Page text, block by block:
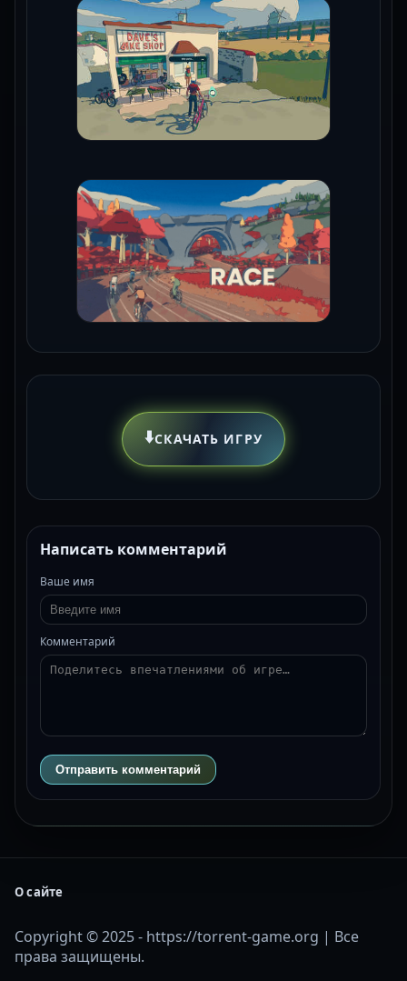
⬇️СКАЧАТЬ ИГРУ
Написать комментарий
Ваше имя
Комментарий
Отправить комментарий
О сайте
Copyright © 2025 - https://torrent-game.org | Все
права защищены.